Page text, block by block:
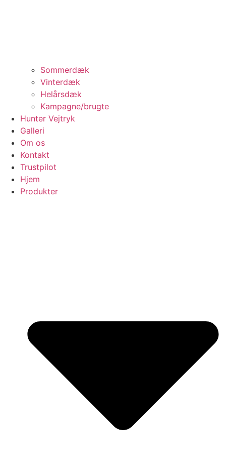
Sommerdæk
Vinterdæk
Helårsdæk
Kampagne/brugte
Hunter Vejtryk
Galleri
Om os
Kontakt
Trustpilot
Hjem
Produkter